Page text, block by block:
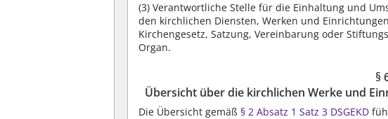
(3) Verantwortliche Stelle für die Einhaltung und
den kirchlichen Diensten, Werken und
Kirchengesetz, Satzung, Vereinbarung oder
Organ.
§
Übersicht über die kirchlichen Werke und
Die Übersicht gemäß § 2 Absatz 1 Satz 3 DSGEKD